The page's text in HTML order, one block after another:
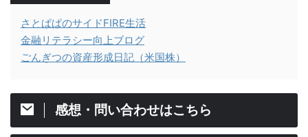
さとぱぱのサイドFIRE生活
金融リテラシー向上ブログ
ごんぎつの資産形成日記（米国株）
感想・問い合わせはこちら